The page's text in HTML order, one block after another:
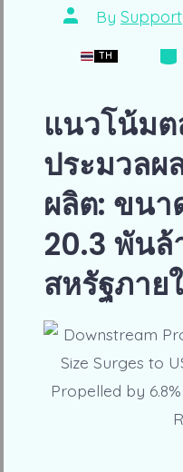
Post
author
By Support
TH
แนวโน้ม
ประมวลผ
ผลิต: ขนา
20.3 พัน
สหรัฐภาย